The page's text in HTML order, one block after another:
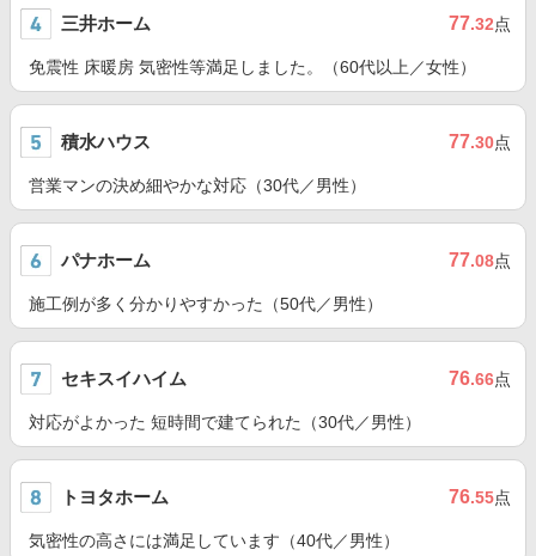
三井ホーム 77.32点
免震性 床暖房 気密性等満足しました。（60代以上／女性）
積水ハウス 77.30点
営業マンの決め細やかな対応（30代／男性）
パナホーム 77.08点
施工例が多く分かりやすかった（50代／男性）
セキスイハイム 76.66点
対応がよかった 短時間で建てられた（30代／男性）
トヨタホーム 76.55点
気密性の高さには満足しています（40代／男性）